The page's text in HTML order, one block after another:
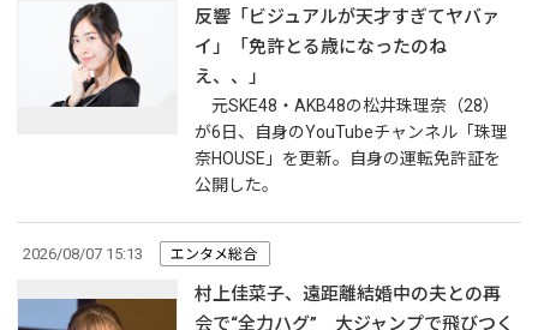
反響「ビジュアルが天才すぎてヤバァ
イ」「免許とる歳になったのね
え、、」
元SKE48・AKB48の松井珠理奈（28）
が6日、自身のYouTubeチャンネル「珠理
奈HOUSE」を更新。自身の運転免許証を
公開した。
2026/08/07 15:13 エンタメ総合
村上佳菜子、遠距離結婚中の夫との再
会で“全力ハグ” 大ジャンプで飛びつく